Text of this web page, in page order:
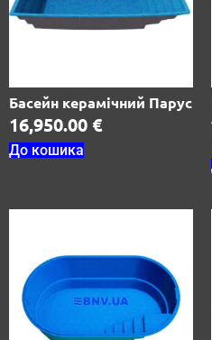
Басейн керамічний Парус
16,950.00 €
До кошика